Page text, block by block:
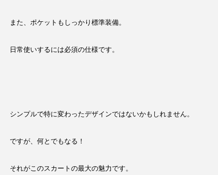
また、ポケットもしっかり標準装備。
日常使いするには必須の仕様です。
シンプルで特に変わったデザインではないかもしれません。
ですが、何とでもなる！
それがこのスカートの最大の魅力です。